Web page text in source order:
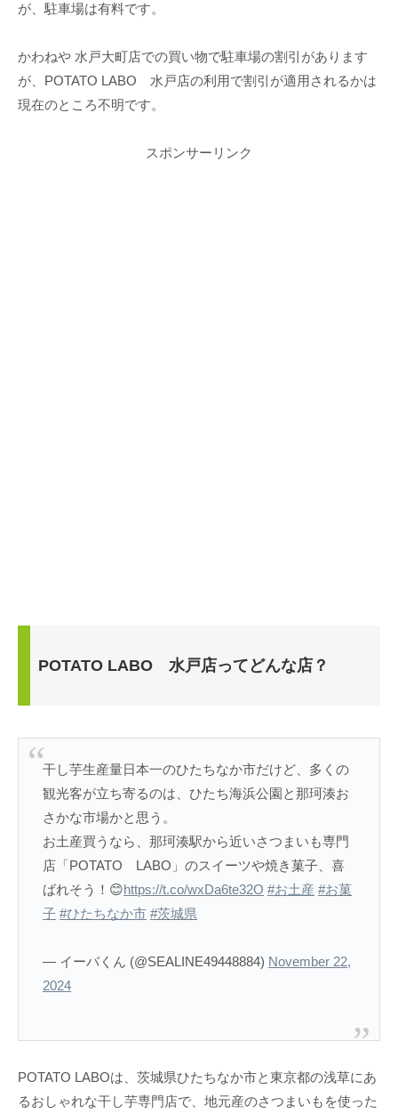
が、駐車場は有料です。
かわねや 水戸大町店での買い物で駐車場の割引があります
が、POTATO LABO 水戸店の利用で割引が適用されるかは
現在のところ不明です。
スポンサーリンク
POTATO LABO 水戸店ってどんな店？
干し芋生産量日本一のひたちなか市だけど、多くの
観光客が立ち寄るのは、ひたち海浜公園と那珂湊お
さかな市場かと思う。
お土産買うなら、那珂湊駅から近いさつまいも専門
店「POTATO LABO」のスイーツや焼き菓子、喜
ばれそう！😊https://t.co/wxDa6te32O #お土産 #お菓
子 #ひたちなか市 #茨城県
— イーバくん (@SEALINE49448884) November 22,
2024
POTATO LABOは、茨城県ひたちなか市と東京都の浅草にあ
るおしゃれな干し芋専門店で、地元産のさつまいもを使った